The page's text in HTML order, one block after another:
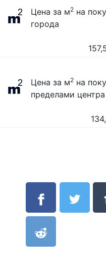
Цена за м2 на
города
Цена за м2 на
пределами